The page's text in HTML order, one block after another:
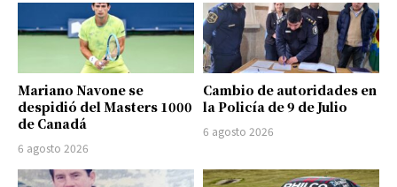
Mariano Navone se
despidió del Masters 1000
de Canadá
6 agosto 2026
Cambio de autoridades en
la Policía de 9 de Julio
6 agosto 2026